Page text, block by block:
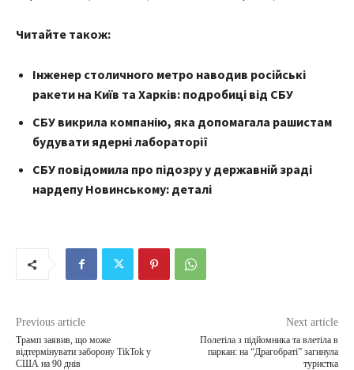
Читайте також:
Інженер столичного метро наводив російські
ракети на Київ та Харків: подробиці від СБУ
СБУ викрила компанію, яка допомагала рашистам
будувати ядерні лабораторії
СБУ повідомила про підозру у державній зраді
нардепу Новинському: деталі
Previous article
Трамп заявив, що може
відтермінувати заборону TikTok у
США на 90 днів
Next article
Полетіла з підйомника та влетіла в
паркан: на “Драгобраті” загинула
туристка